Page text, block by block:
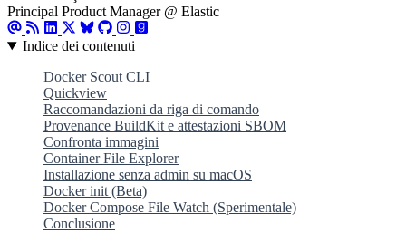
Principal Product Manager @ Elastic
Indice dei contenuti
Docker Scout CLI
Quickview
Raccomandazioni da riga di comando
Provenance BuildKit e attestazioni SBOM
Confronta immagini
Container File Explorer
Installazione senza admin su macOS
Docker init (Beta)
Docker Compose File Watch (Sperimentale)
Conclusione